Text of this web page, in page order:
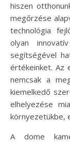
hiszen
megőrzése
technológia
olyan
segítségével
értékeinket. Az
nemcsak a
kiemelkedő
elhelyezése
környezetükbe,
A dome